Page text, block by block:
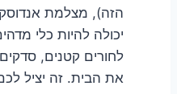
הזה), מצלמת
יכולה להיות כלי
לחורים קטנים,
את הבית. זה יציל